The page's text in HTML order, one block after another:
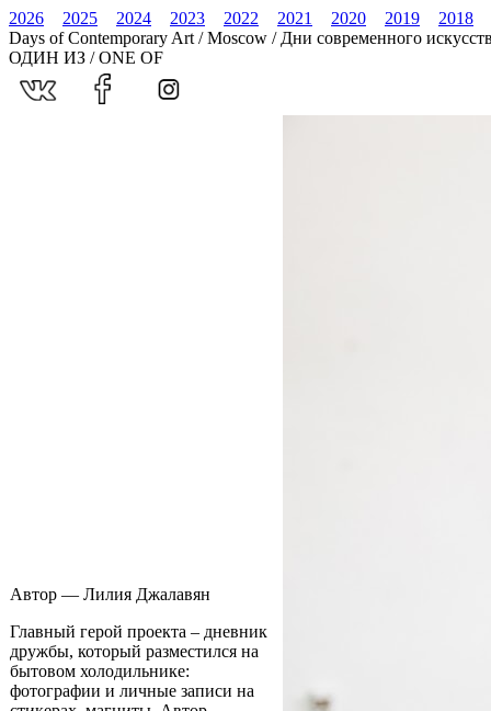
2026 2025 2024 2023 2022 2021 2020 2019
2018
Days of Contemporary Art / Moscow / Дни современного
ОДИН ИЗ / ONE OF
Автор — Лилия Джалавян
Главный герой проекта – дневник
дружбы, который разместился на
бытовом холодильнике:
фотографии и личные записи на